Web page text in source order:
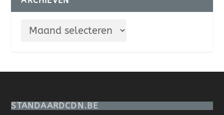
STANDAARDCDN.BE